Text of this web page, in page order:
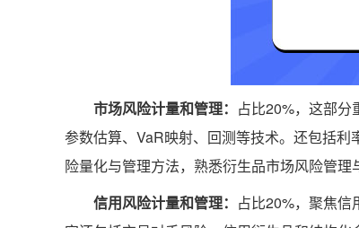
‌市场风险计量和管理‌： 占比20%，这部
参数估算、VaR映射、回测等技术。还包括
险量化与管理方法，熟悉衍生品市场风险管理
信用风险计量和管理‌： 占比20%，聚焦